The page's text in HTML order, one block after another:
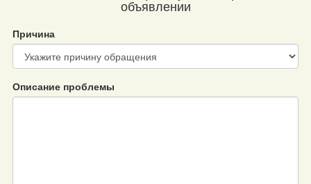
объявлении
Причина
Описание проблемы